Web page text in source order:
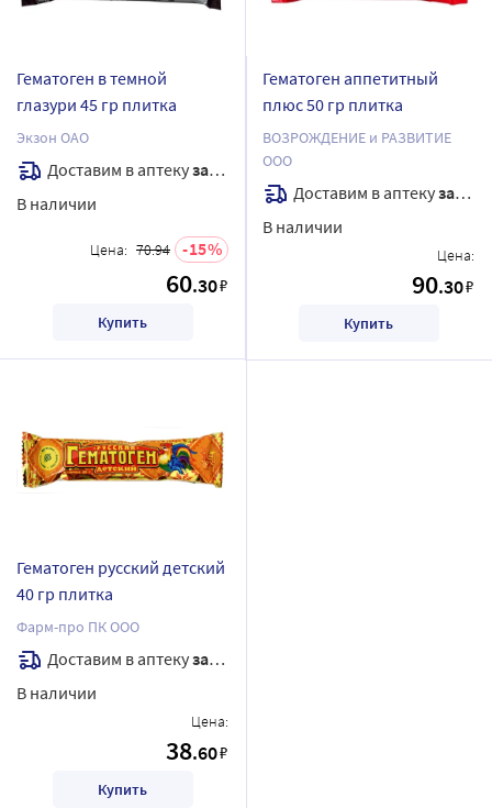
Гематоген в темной
глазури 45 гр плитка
Экзон ОАО
Доставим в аптекузавтра
В наличии
Цена: 70.94 15
60.30₽
Купить
Гематоген аппетитный
плюс 50 гр плитка
ВОЗРОЖДЕНИЕ и РАЗВИТИЕ
ООО
Доставим в аптекузавтра
В наличии
Цена:
90.30₽
Купить
Гематоген русский детский
40 гр плитка
Фарм-про ПК ООО
Доставим в аптекузавтра
В наличии
Цена:
38.60₽
Купить